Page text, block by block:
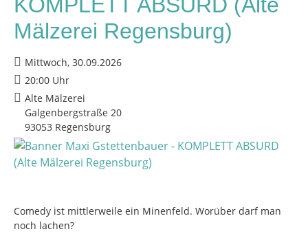
Mälzerei Regensburg)
Mittwoch, 30.09.2026
20:00 Uhr
Alte Mälzerei
Galgenbergstraße 20
93053 Regensburg
Comedy ist mittlerweile ein Minenfeld. Worüber darf man
noch lachen?